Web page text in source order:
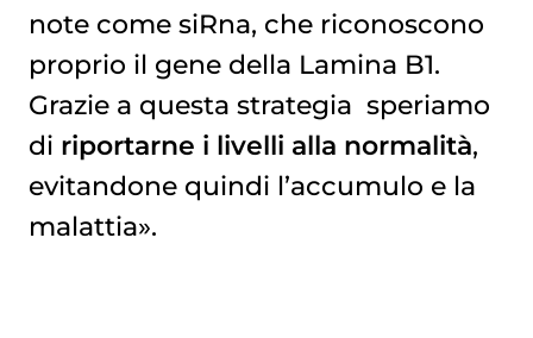
note come siRna, che riconoscono
proprio il gene della Lamina B1.
Grazie a questa strategia speriamo
di riportarne i livelli alla normalità,
evitandone quindi l’accumulo e la
malattia».